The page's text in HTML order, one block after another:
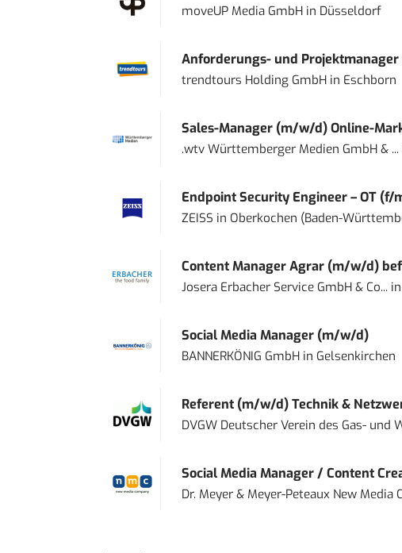
moveUP Media GmbHin Düsseldorf
Anforderungs- und Projektmanager
trendtours Holding GmbHin Eschborn
Sales-Manager (m/w/d) Online-
.wtv Württemberger Medien GmbH & ...
Endpoint Security Engineer – OT (f/
ZEISS in Oberkochen (Baden-
Content Manager Agrar (m/w/d)
Josera Erbacher Service GmbH & Co...in
Social Media Manager (m/w/d)
BANNERKÖNIG GmbHin Gelsenkirchen
Referent (m/w/d) Technik &
DVGW Deutscher Verein des Gas- und
Social Media Manager / Content
Dr. Meyer & Meyer-Peteaux New Media